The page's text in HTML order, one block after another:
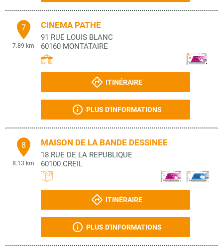
7
7.89 km
CINEMA PATHE
91 RUE LOUIS BLANC
60160 MONTATAIRE
ITINÉRAIRE
PLUS D'INFORMATIONS
8
8.13 km
MAISON DE LA BANDE DESSINEE
18 RUE DE LA REPUBLIQUE
60100 CREIL
ITINÉRAIRE
PLUS D'INFORMATIONS